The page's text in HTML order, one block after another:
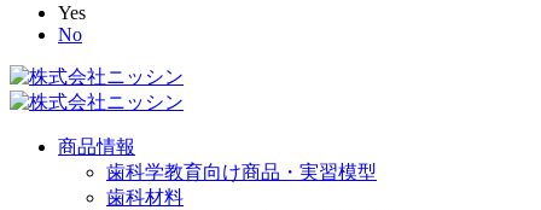
Yes
No
商品情報
歯科学教育向け商品・実習模型
歯科材料